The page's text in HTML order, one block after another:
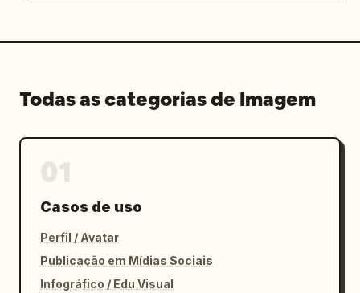
Todas as categorias de Imagem
Casos de uso
Perfil / Avatar
Publicação em Mídias Sociais
Infográfico / Edu Visual